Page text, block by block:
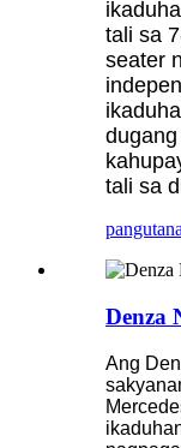
tali sa
seater
tali sa
Denza
Ang